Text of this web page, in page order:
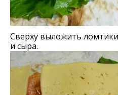
Сверху выложить
и сыра.